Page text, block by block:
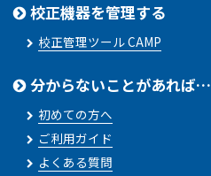
校正機器を管理する
校正管理ツール CAMP
分からないことがあれば…
初めての方へ
ご利用ガイド
よくある質問